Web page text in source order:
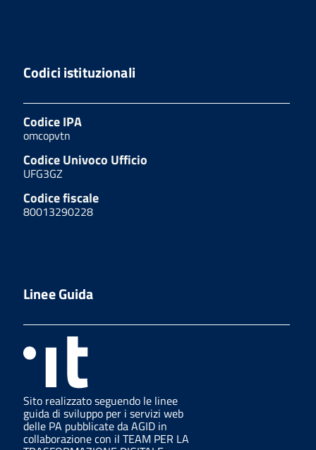
Codici istituzionali
Codice IPA
omcopvtn
Codice Univoco Ufficio
UFG3GZ
Codice fiscale
80013290228
Linee Guida
Sito realizzato seguendo le linee
guida di sviluppo per i servizi web
delle PA pubblicate da AGID in
collaborazione con il TEAM PER LA